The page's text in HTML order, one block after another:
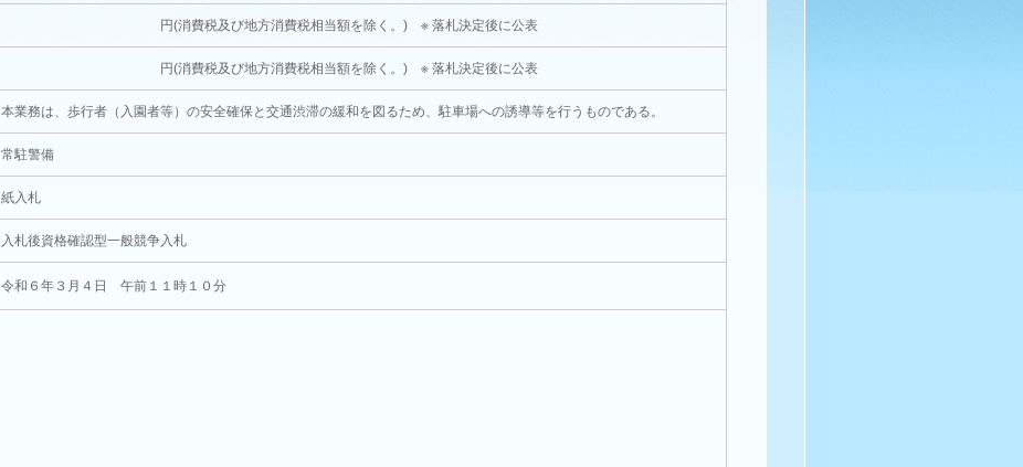
円(消費税及び地方消費税相当額を除く。) ※ 落札決定後に公表
円(消費税及び地方消費税相当額を除く。) ※ 落札決定後に公表
本業務は、歩行者（入園者等）の安全確保と交通渋滞の緩和を図るため、駐車場への誘導等を行うものである。
常駐警備
紙入札
入札後資格確認型一般競争入札
令和６年３月４日 午前１１時１０分